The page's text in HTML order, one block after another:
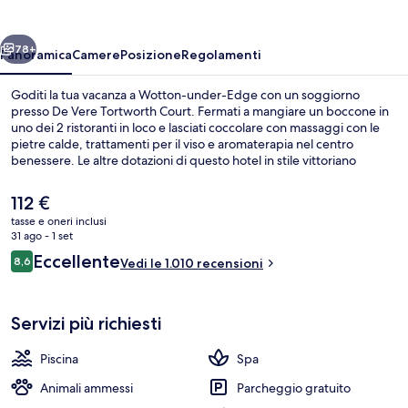
Avanti
78+
PanoramicaCamerePosizioneRegolamenti
Goditi la tua vacanza a Wotton-under-Edge con un soggiorno
presso De Vere Tortworth Court. Fermati a mangiare un boccone in
uno dei 2 ristoranti in loco e lasciati coccolare con massaggi con le
pietre calde, trattamenti per il viso e aromaterapia nel centro
benessere. Le altre dotazioni di questo hotel in stile vittoriano
recensioni dei viaggiatori menzionano il personale gentile e la
colazione.
Il
prezzo
attuale
è
112 €
112 €
tasse e oneri inclusi
31 ago - 1 set
Recensioni
8,68,6 su 10
EccellenteVedi le 1.010 recensioni
Servizi più richiesti
Piscina
Spa
Animali ammessi
Parcheggio gratuito